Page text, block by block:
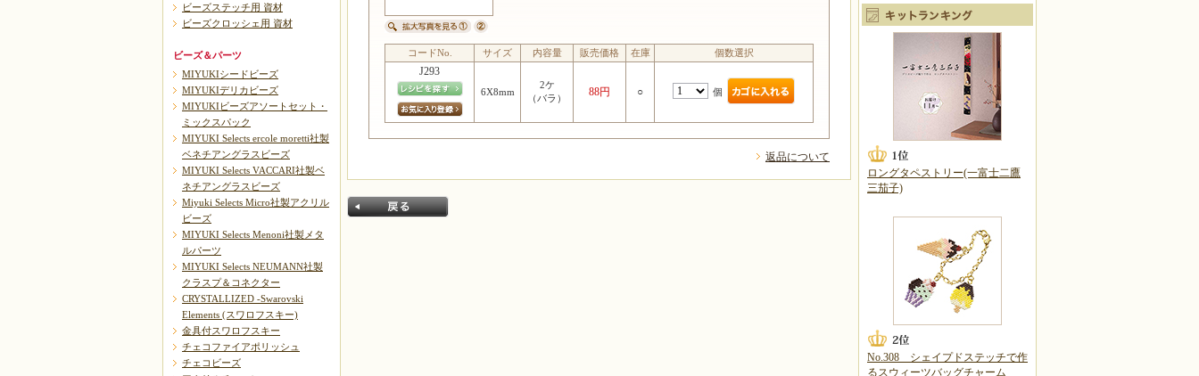
コードNo. サイズ 内容量 販売価格 在庫 個数選択
J293
6X8mm
2ケ
（バラ）
88円 ○ 個
返品について
ビーズステッチ用 資材
ビーズクロッシェ用 資材
ビーズ＆パーツ
MIYUKIシードビーズ
MIYUKIデリカビーズ
MIYUKIビーズアソートセット・
ミックスパック
MIYUKI Selects ercole moretti社製
ベネチアングラスビーズ
MIYUKI Selects VACCARI社製ベ
ネチアングラスビーズ
Miyuki Selects Micro社製アクリル
ビーズ
MIYUKI Selects Menoni社製メタ
ルパーツ
MIYUKI Selects NEUMANN社製
クラスプ＆コネクター
CRYSTALLIZED -Swarovski
Elements (スワロフスキー)
金具付スワロフスキー
チェコファイアポリッシュ
チェコビーズ
ロングタペストリー(一富士二鷹
三茄子)
No.308 シェイプドステッチで作
るスウィーツバッグチャーム